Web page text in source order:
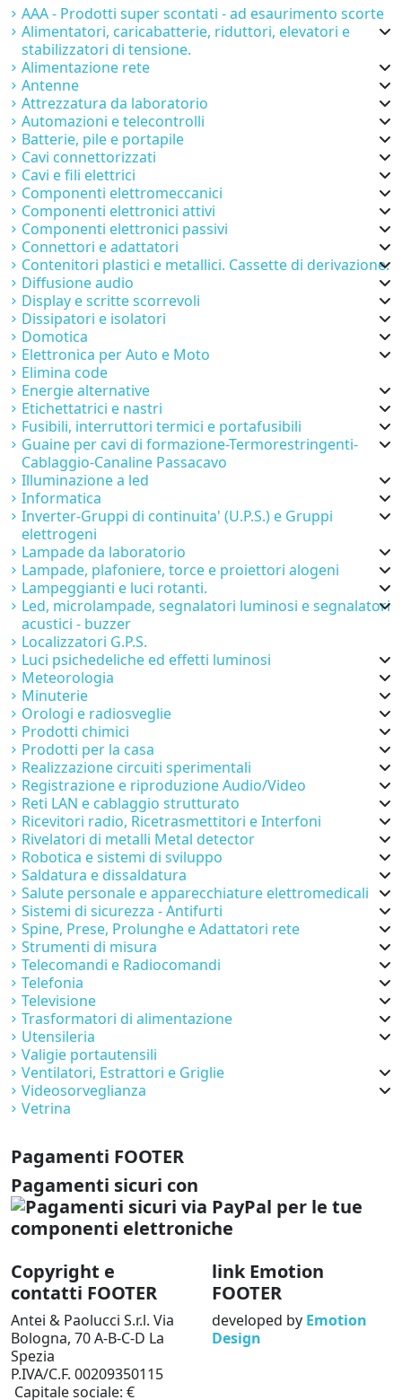
AAA - Prodotti super scontati - ad esaurimento scorte
Alimentatori, caricabatterie, riduttori, elevatori e
stabilizzatori di tensione.
Alimentazione rete
Antenne
Attrezzatura da laboratorio
Automazioni e telecontrolli
Batterie, pile e portapile
Cavi connettorizzati
Cavi e fili elettrici
Componenti elettromeccanici
Componenti elettronici attivi
Componenti elettronici passivi
Connettori e adattatori
Contenitori plastici e metallici. Cassette di derivazione.
Diffusione audio
Display e scritte scorrevoli
Dissipatori e isolatori
Domotica
Elettronica per Auto e Moto
Elimina code
Energie alternative
Etichettatrici e nastri
Fusibili, interruttori termici e portafusibili
Guaine per cavi di formazione-Termorestringenti-
Cablaggio-Canaline Passacavo
Illuminazione a led
Informatica
Inverter-Gruppi di continuita' (U.P.S.) e Gruppi
elettrogeni
Lampade da laboratorio
Lampade, plafoniere, torce e proiettori alogeni
Lampeggianti e luci rotanti.
Led, microlampade, segnalatori luminosi e segnalatori
acustici - buzzer
Localizzatori G.P.S.
Luci psichedeliche ed effetti luminosi
Meteorologia
Minuterie
Orologi e radiosveglie
Prodotti chimici
Prodotti per la casa
Realizzazione circuiti sperimentali
Registrazione e riproduzione Audio/Video
Reti LAN e cablaggio strutturato
Ricevitori radio, Ricetrasmettitori e Interfoni
Rivelatori di metalli Metal detector
Robotica e sistemi di sviluppo
Saldatura e dissaldatura
Salute personale e apparecchiature elettromedicali
Sistemi di sicurezza - Antifurti
Spine, Prese, Prolunghe e Adattatori rete
Strumenti di misura
Telecomandi e Radiocomandi
Telefonia
Televisione
Trasformatori di alimentazione
Utensileria
Valigie portautensili
Ventilatori, Estrattori e Griglie
Videosorveglianza
Vetrina
Pagamenti FOOTER
Pagamenti sicuri con
Copyright e
contatti FOOTER
Antei & Paolucci S.r.l. Via
Bologna, 70 A-B-C-D La
Spezia
P.IVA/C.F. 00209350115
Capitale sociale: €
link Emotion
FOOTER
developed by Emotion
Design